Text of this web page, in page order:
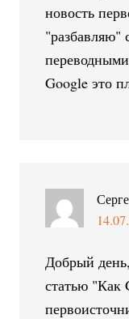
новость
"разбавляю"
Google это
Добрый
статью "Как